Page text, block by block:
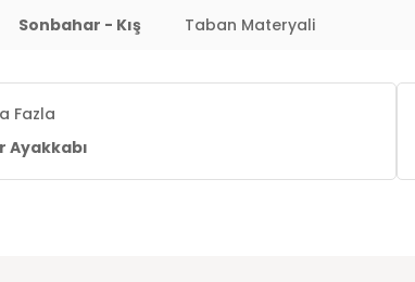
New Balance
Sonbahar - Kış Taban Materyali
Fazla
Ayakkabı